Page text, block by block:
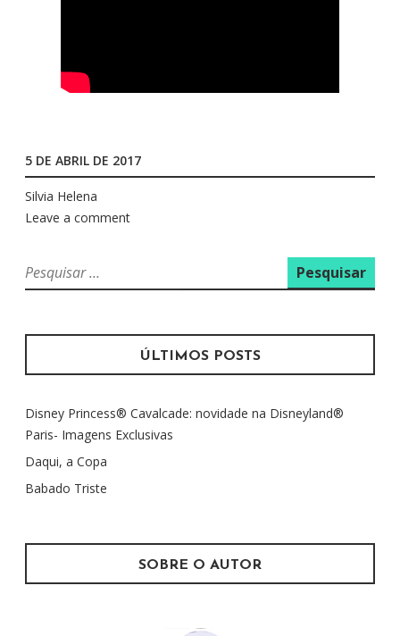
5 DE ABRIL DE 2017
Silvia Helena
Leave a comment
P
e
q
i
a
r
p
o
ÚLTIMOS POSTS
Disney Princess® Cavalcade: novidade na Disneyland®
Paris- Imagens Exclusivas
Daqui, a Copa
Babado Triste
SOBRE O AUTOR